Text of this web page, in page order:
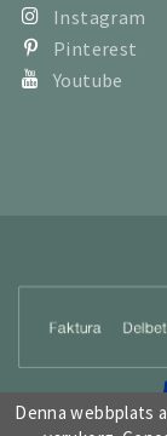
Instagram
Pinterest
Youtube
Denna webbplats